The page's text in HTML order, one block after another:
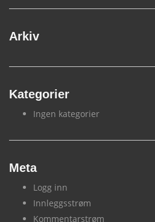
Arkiv
Kategorier
Ingen kategorier
Meta
Logg inn
Innleggsstrøm
Kommentarstrøm